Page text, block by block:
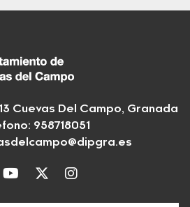
Cuevas Del Campo, Granada
958718051